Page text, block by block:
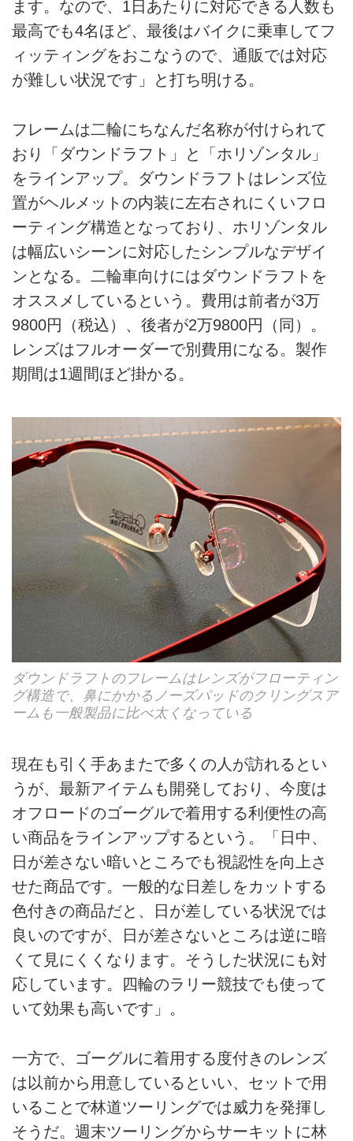
ます。なので、1日あたりに対応できる人数も
最高でも4名ほど、最後はバイクに乗車してフ
ィッティングをおこなうので、通販では対応
が難しい状況です」と打ち明ける。
フレームは二輪にちなんだ名称が付けられて
おり「ダウンドラフト」と「ホリゾンタル」
をラインアップ。ダウンドラフトはレンズ位
置がヘルメットの内装に左右されにくいフロ
ーティング構造となっており、ホリゾンタル
は幅広いシーンに対応したシンプルなデザイ
ンとなる。二輪車向けにはダウンドラフトを
オススメしているという。費用は前者が3万
9800円（税込）、後者が2万9800円（同）。
レンズはフルオーダーで別費用になる。製作
期間は1週間ほど掛かる。
ダウンドラフトのフレームはレンズがフローティン
グ構造で、鼻にかかるノーズパッドのクリングスア
ームも一般製品に比べ太くなっている
現在も引く手あまたで多くの人が訪れるとい
うが、最新アイテムも開発しており、今度は
オフロードのゴーグルで着用する利便性の高
い商品をラインアップするという。「日中、
日が差さない暗いところでも視認性を向上さ
せた商品です。一般的な日差しをカットする
色付きの商品だと、日が差している状況では
良いのですが、日が差さないところは逆に暗
くて見にくくなります。そうした状況にも対
応しています。四輪のラリー競技でも使って
いて効果も高いです」。
一方で、ゴーグルに着用する度付きのレンズ
は以前から用意しているといい、セットで用
いることで林道ツーリングでは威力を発揮し
そうだ。週末ツーリングからサーキットに林